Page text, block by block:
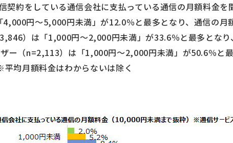
契約をしている通信会社に支払っている通信の月額料金
円～5,000円未満」が12.0％と最多となり、通信の月
）は「1,000円～2,000円未満」が33.6％と最多とな
ー（n=2,113）は「1,000円～2,000円未満」が50.6％と
均月額料金はわからないは除く